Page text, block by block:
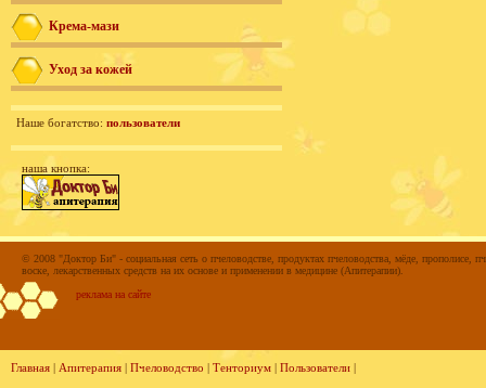
Крема-мази
Уход за кожей
Наше богатство: пользователи
наша кнопка:
© 2008 "Доктор Би" - социальная сеть о пчеловодстве, продуктах пчеловодства, мёде, прополисе,
воске, лекарственных средств на их основе и применении в медицине (Апитерапии).
реклама на сайте
Главная | Апитерапия | Пчеловодство | Тенториум | Пользователи |